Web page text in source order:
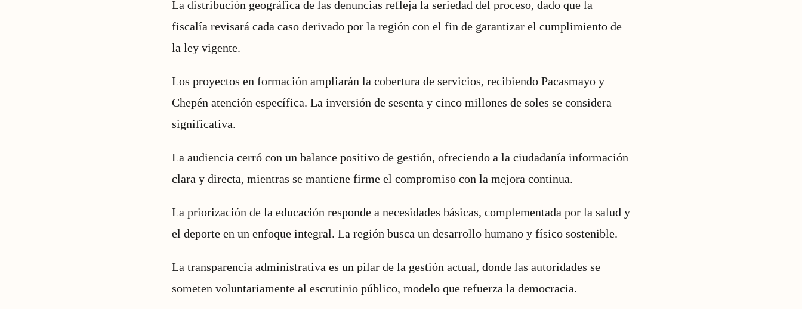
La distribución geográfica de las denuncias refleja la seriedad del proceso, dado que la
fiscalía revisará cada caso derivado por la región con el fin de garantizar el cumplimiento de
la ley vigente.
Los proyectos en formación ampliarán la cobertura de servicios, recibiendo Pacasmayo y
Chepén atención específica. La inversión de sesenta y cinco millones de soles se considera
significativa.
La audiencia cerró con un balance positivo de gestión, ofreciendo a la ciudadanía información
clara y directa, mientras se mantiene firme el compromiso con la mejora continua.
La priorización de la educación responde a necesidades básicas, complementada por la salud y
el deporte en un enfoque integral. La región busca un desarrollo humano y físico sostenible.
La transparencia administrativa es un pilar de la gestión actual, donde las autoridades se
someten voluntariamente al escrutinio público, modelo que refuerza la democracia.